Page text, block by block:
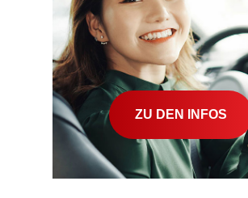
ZU DEN INFOS